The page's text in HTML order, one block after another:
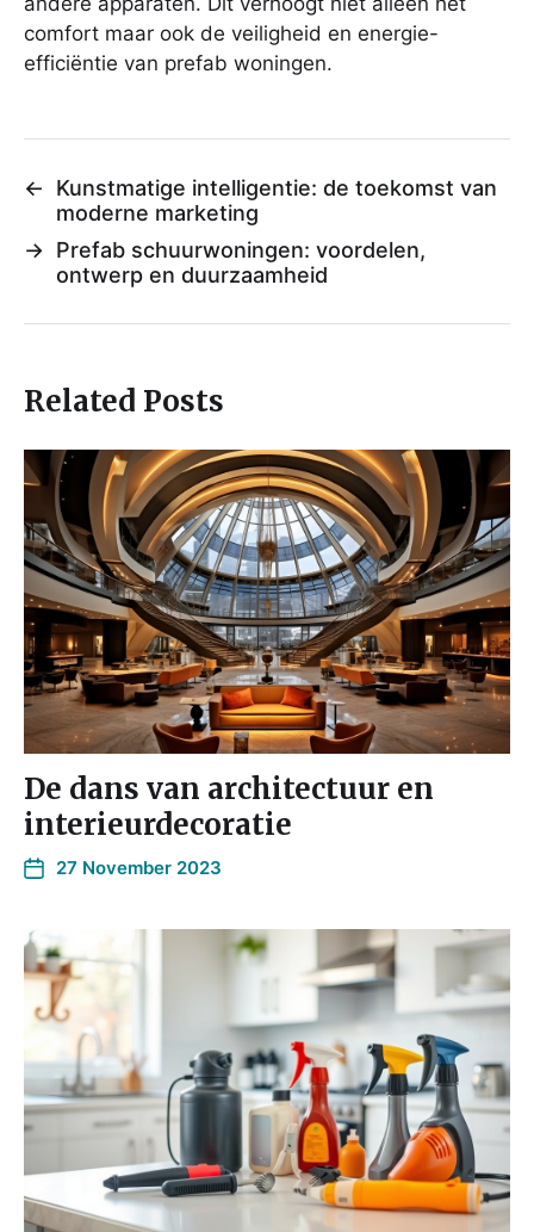
comfort maar ook de veiligheid en energie-
efficiëntie van prefab woningen.
←
Kunstmatige intelligentie: de toekomst van
moderne marketing
→ Prefab schuurwoningen: voordelen,
ontwerp en duurzaamheid
Related Posts
De dans van architectuur en
interieurdecoratie
27 November 2023